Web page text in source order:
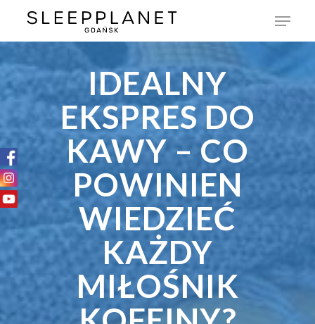
IDEALNY
EKSPRES DO
KAWY – CO
POWINIEN
WIEDZIEĆ
KAŻDY
MIŁOŚNIK